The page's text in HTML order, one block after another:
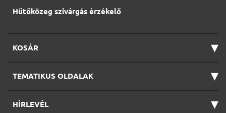
Hűtőközeg szivárgás érzékelő
KOSÁR ▾
TEMATIKUS OLDALAK ▾
HÍRLEVÉL ▾